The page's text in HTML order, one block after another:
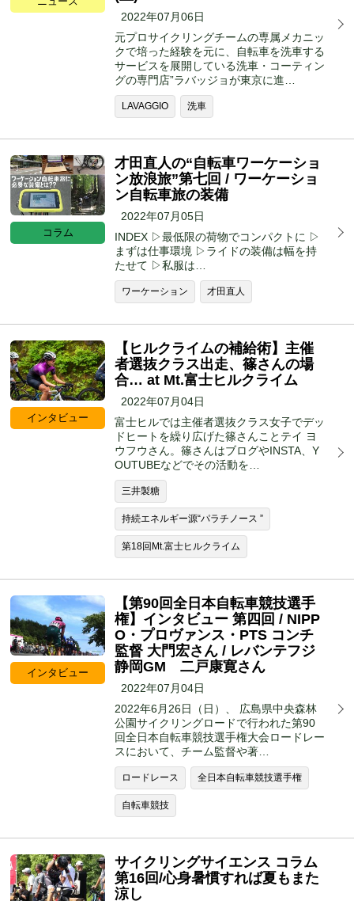
2022年07月06日
元プロサイクリングチームの専属メカニッ
クで培った経験を元に、自転車を洗車する
サービスを展開している洗車・コーティン
グの専門店”ラバッジョが東京に進…
LAVAGGIO 洗車
コラム
才田直人の“自転車ワーケーショ
ン放浪旅”第七回 / ワーケーショ
ン自転車旅の装備
2022年07月05日
INDEX ▷最低限の荷物でコンパクトに ▷
まずは仕事環境 ▷ライドの装備は幅を持
たせて ▷私服は…
ワーケーション 才田直人
インタビュー
【ヒルクライムの補給術】主催
者選抜クラス出走、篠さんの場
合… at Mt.富士ヒルクライム
2022年07月04日
富士ヒルでは主催者選抜クラス女子でデッ
ドヒートを繰り広げた篠さんことテイ ヨ
ウフウさん。篠さんはブログやINSTA、Y
OUTUBEなどでその活動を…
三井製糖
持続エネルギー源“パラチノース ”
第18回Mt.富士ヒルクライム
インタビュー
【第90回全日本自転車競技選手
権】インタビュー 第四回 / NIPP
O・プロヴァンス・PTS コンチ
監督 大門宏さん / レバンテフジ
静岡GM 二戸康寛さん
2022年07月04日
2022年6月26日（日）、 広島県中央森林
公園サイクリングロードで行われた第90
回全日本自転車競技選手権大会ロードレー
スにおいて、チーム監督や著…
ロードレース 全日本自転車競技選手権
自転車競技
サイクリングサイエンス コラム
第16回/心身暑慣すれば夏もまた
涼し